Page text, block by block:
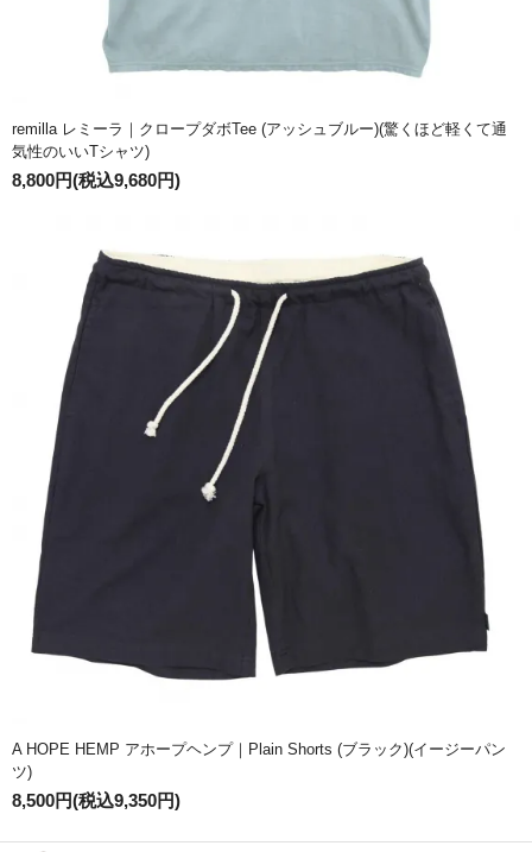
remilla レミーラ｜クロープダボTee (アッシュブルー)(驚くほど軽くて通
気性のいいTシャツ)
8,800円(税込9,680円)
A HOPE HEMP アホープヘンプ｜Plain Shorts (ブラック)(イージーパン
ツ)
8,500円(税込9,350円)